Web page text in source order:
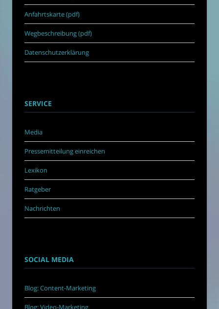
Anfahrtskarte (pdf)
Wegbeschreibung (pdf)
Datenschutzerklärung
SERVICE
Media
Pressemitteilung einreichen
Lexikon
Ratgeber
Nachrichten
SOCIAL MEDIA
Blog: Content-Marketing
Blog: Video-Marketing